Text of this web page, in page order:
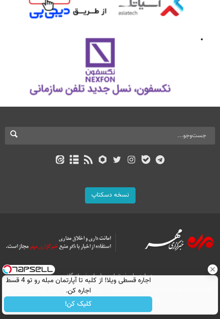
نسخه دسکتاپ
درباره ما تماس با ما
بازرگانی
All Content by Mehr News Agency is licensed under a Creative Commons
Attribution 4.0 International License.
اجاره‌ قسطی ویلا! از کلبه تا آپارتمان مبله رو تو 4 قسط
اجاره کن.
کلیک کن!